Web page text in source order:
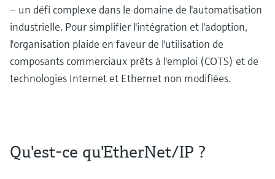
– un défi complexe dans le domaine de l'automatisation
industrielle. Pour simplifier l'intégration et l'adoption,
l'organisation plaide en faveur de l'utilisation de
composants commerciaux prêts à l'emploi (COTS) et de
technologies Internet et Ethernet non modifiées.
Qu'est-ce qu'EtherNet/IP ?